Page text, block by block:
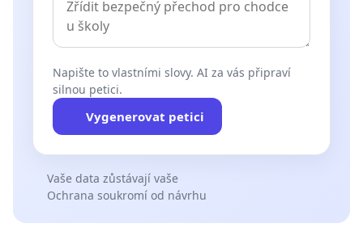
Napište to vlastními slovy. AI za vás připraví
silnou petici.
Vygenerovat petici
Vaše data zůstávají vaše
Ochrana soukromí od návrhu